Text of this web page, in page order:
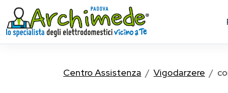
Centro Assistenza Vigodarzere